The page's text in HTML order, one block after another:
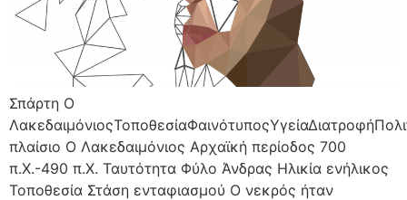
Σπάρτη Ο
πλαίσιο Ο Λακεδαιμόνιος Αρχαϊκή περίοδος 700
π.Χ.-490 π.Χ. Ταυτότητα Φύλο Άνδρας Ηλικία ενήλικος
Τοποθεσία Στάση ενταφιασμού Ο νεκρός ήταν